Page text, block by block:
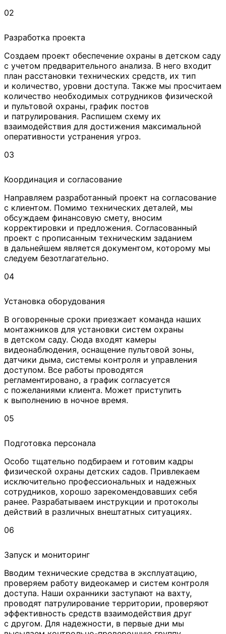
02
Разработка проекта
Создаем проект обеспечение охраны в детском саду
с учетом предварительного анализа. В него входит
план расстановки технических средств, их тип
и количество, уровни доступа. Также мы просчитаем
количество необходимых сотрудников физической
и пультовой охраны, график постов
и патрулирования. Распишем схему их
взаимодействия для достижения максимальной
оперативности устранения угроз.
03
Координация и согласование
Направляем разработанный проект на согласование
с клиентом. Помимо технических деталей, мы
обсуждаем финансовую смету, вносим
корректировки и предложения. Согласованный
проект с прописанным техническим заданием
в дальнейшем является документом, которому мы
следуем безотлагательно.
04
Установка оборудования
В оговоренные сроки приезжает команда наших
монтажников для установки систем охраны
в детском саду. Сюда входят камеры
видеонаблюдения, оснащение пультовой зоны,
датчики дыма, системы контроля и управления
доступом. Все работы проводятся
регламентировано, а график согласуется
с пожеланиями клиента. Может приступить
к выполнению в ночное время.
05
Подготовка персонала
Особо тщательно подбираем и готовим кадры
физической охраны детских садов. Привлекаем
исключительно профессиональных и надежных
сотрудников, хорошо зарекомендовавших себя
ранее. Разрабатываем инструкции и протоколы
действий в различных внештатных ситуациях.
06
Запуск и мониторинг
Вводим технические средства в эксплуатацию,
проверяем работу видеокамер и систем контроля
доступа. Наши охранники заступают на вахту,
проводят патрулирование территории, проверяют
эффективность средств взаимодействия друг
с другом. Для надежности, в первые дни мы